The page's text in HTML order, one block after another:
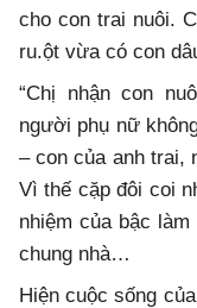
cho con trai nuôi.
ru.ột vừa có con
“Chị nhận con
người phụ nữ
– con của anh trai,
Vì thế cặp đôi coi
nhiệm của bậc
chung nhà…
Hiện cuộc sống